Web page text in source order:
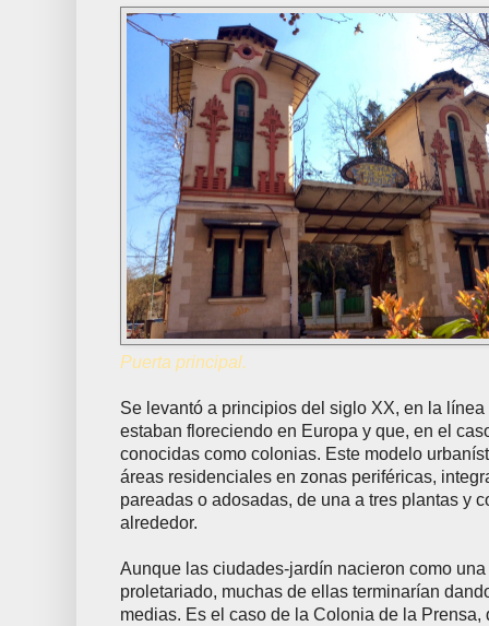
Puerta principal.
Se levantó a principios del siglo XX, en la
estaban floreciendo en Europa y que, en el
conocidas como colonias. Este modelo
áreas residenciales en zonas periféricas,
pareadas o adosadas, de una a tres plantas y
alrededor.
Aunque las ciudades-jardín nacieron como
proletariado, muchas de ellas terminarían
medias. Es el caso de la Colonia de la Prensa,